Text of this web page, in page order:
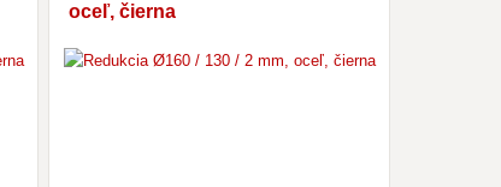
oceľ, čierna